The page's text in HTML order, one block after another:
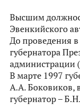
Высшим
Эвенкийского
До проведения
губернатора
администрации
В марте 1997
А.А. Боковиков,
губернатор –